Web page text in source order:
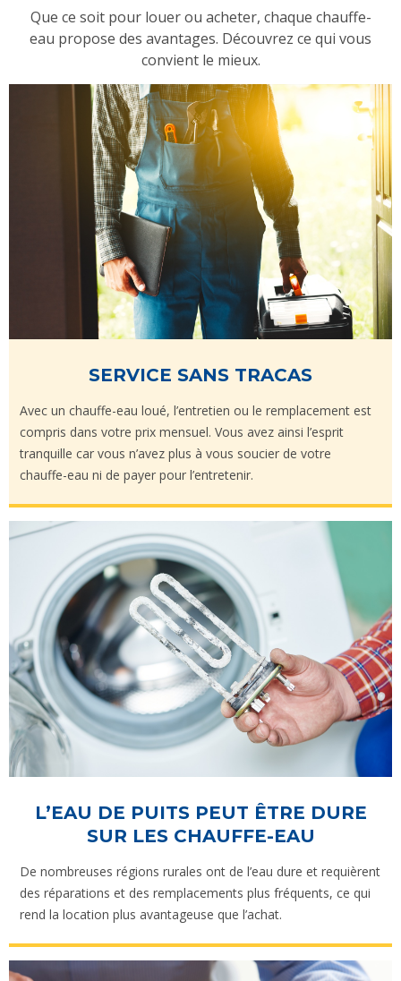
Que ce soit pour louer ou acheter, chaque chauffe-
eau propose des avantages. Découvrez ce qui vous
convient le mieux.
SERVICE SANS TRACAS
Avec un chauffe-eau loué, l’entretien ou le remplacement est
compris dans votre prix mensuel. Vous avez ainsi l’esprit
tranquille car vous n’avez plus à vous soucier de votre
chauffe-eau ni de payer pour l’entretenir.
L’EAU DE PUITS PEUT ÊTRE DURE
SUR LES CHAUFFE-EAU
De nombreuses régions rurales ont de l’eau dure et requièrent
des réparations et des remplacements plus fréquents, ce qui
rend la location plus avantageuse que l’achat.